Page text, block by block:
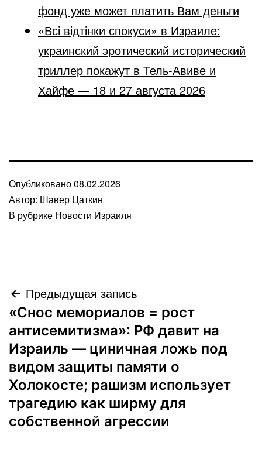
фонд уже может платить Вам деньги
«Всі відтінки спокуси» в Израиле:
украинский эротический исторический
триллер покажут в Тель-Авиве и
Хайфе — 18 и 27 августа 2026
Опубликовано08.02.2026
Автор: Шавер Цаткин
В рубрике Новости Израиля
Навигация
по
записям
Предыдущая запись
«Снос мемориалов = рост
антисемитизма»: РФ давит на
Израиль — циничная ложь под
видом защиты памяти о
Холокосте; рашизм использует
трагедию как ширму для
собственной агрессии